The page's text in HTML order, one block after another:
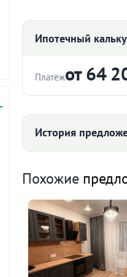
Новая квартира в
этаж, закрытый
В шаговой
транспорта. Один
быстрый выход на
ID объекта в нашей
Ипотечный
Платёжот 64
Ежемесячный платёж
Расчёт по аннуитетной
История
104 317
II пол. 2023
Похожие